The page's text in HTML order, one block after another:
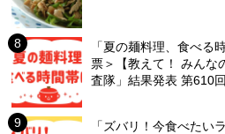
「夏の麺料理、食べる
票＞【教えて！ みんな
査隊」結果発表 第610回
「ズバリ！今食べたい